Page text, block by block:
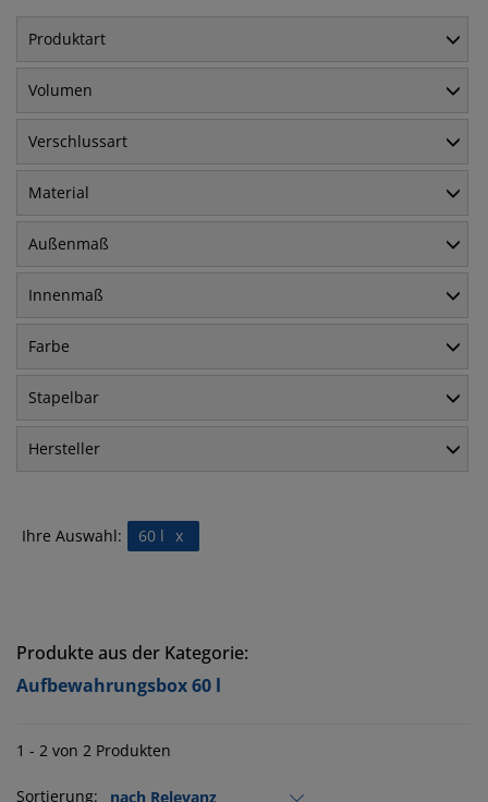
Produktart
Volumen
Verschlussart
Material
Außenmaß
Innenmaß
Farbe
Stapelbar
Hersteller
Ihre Auswahl: x
60 l
Produkte aus der Kategorie:
Aufbewahrungsbox 60 l
1 - 2 von 2 Produkten
Sortierung: